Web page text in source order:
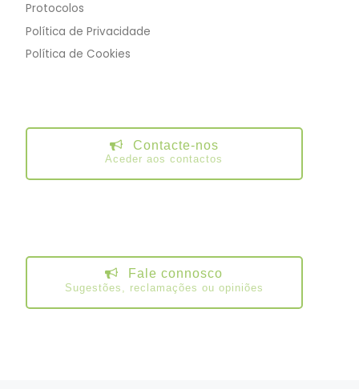
Protocolos
Política de Privacidade
Política de Cookies
Contacte-nos
Aceder aos contactos
Fale connosco
Sugestões, reclamações ou opiniões